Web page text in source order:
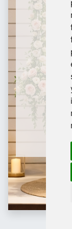
Negro